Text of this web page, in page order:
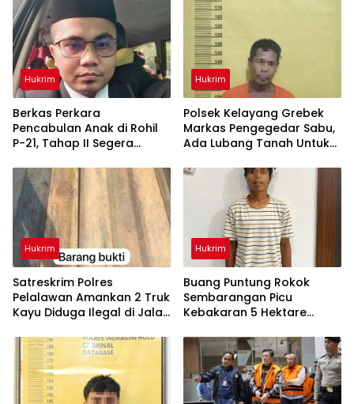
Hukrim
Berkas Perkara
Pencabulan Anak di Rohil
P-21, Tahap II Segera
Hukrim
Polsek Kelayang Grebek
Markas Pengegedar Sabu,
Ada Lubang Tanah Untuk
Hukrim
Satreskrim Polres
Pelalawan Amankan 2 Truk
Kayu Diduga Ilegal di Jalan
Hukrim
Buang Puntung Rokok
Sembarangan Picu
Kebakaran 5 Hektare
Dibekuk Polisi